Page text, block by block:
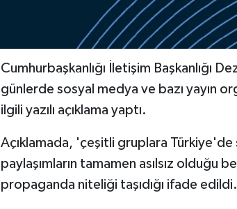
Cumhurbaşkanlığı İletişim Başkanlığı
günlerde sosyal medya ve bazı yayın
ilgili yazılı açıklama yaptı.
Açıklamada, 'çeşitli gruplara
paylaşımların tamamen asılsız olduğu
propaganda niteliği taşıdığı ifade edildi.